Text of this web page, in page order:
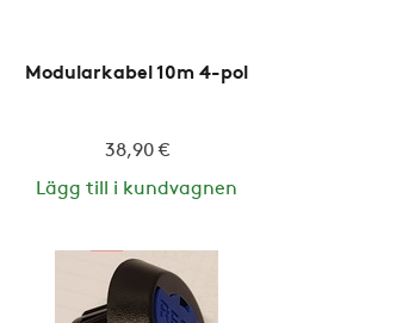
Modularkabel 10m 4-pol
38,90 €
Lägg till i kundvagnen